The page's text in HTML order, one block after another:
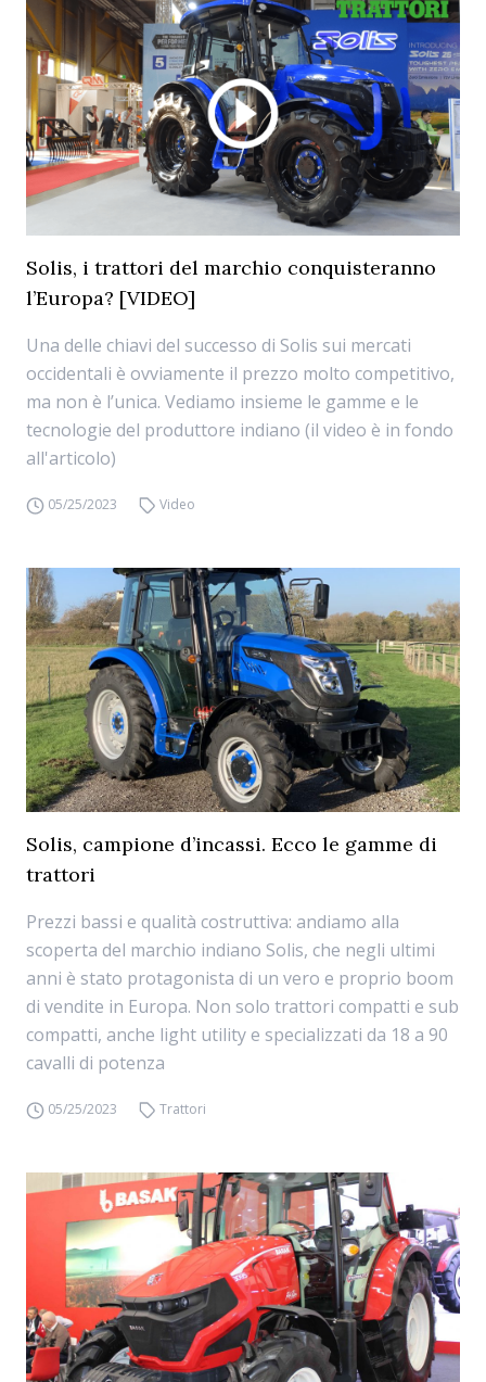
Solis, i trattori del marchio conquisteranno
l’Europa? [VIDEO]
Una delle chiavi del successo di Solis sui mercati
occidentali è ovviamente il prezzo molto competitivo,
ma non è l’unica. Vediamo insieme le gamme e le
tecnologie del produttore indiano (il video è in fondo
all'articolo)
05/25/2023 Video
Solis, campione d’incassi. Ecco le gamme di
trattori
Prezzi bassi e qualità costruttiva: andiamo alla
scoperta del marchio indiano Solis, che negli ultimi
anni è stato protagonista di un vero e proprio boom
di vendite in Europa. Non solo trattori compatti e sub
compatti, anche light utility e specializzati da 18 a 90
cavalli di potenza
05/25/2023 Trattori